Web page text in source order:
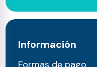
Información